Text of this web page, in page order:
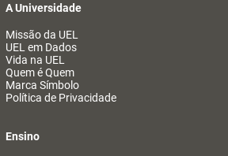
A Universidade
Missão da UEL
UEL em Dados
Vida na UEL
Quem é Quem
Marca Símbolo
Política de Privacidade
Ensino